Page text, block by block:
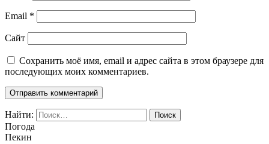
Email *
Сайт
Сохранить моё имя, email и адрес сайта в этом браузере для
последующих моих комментариев.
Найти:
Погода
Пекин